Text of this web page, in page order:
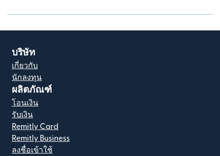
บริษัท
เกี่ยวกับ
นักลงทุน
ผลิตภัณฑ์
โอนเงิน
รับเงิน
Remitly Card
Remitly Business
ลงชื่อเข้าใช้